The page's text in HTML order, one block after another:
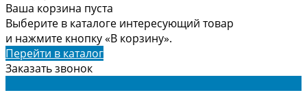
Ваша корзина пуста
Выберите в каталоге интересующий товар
и нажмите кнопку «В корзину».
Перейти в каталог
Заказать звонок